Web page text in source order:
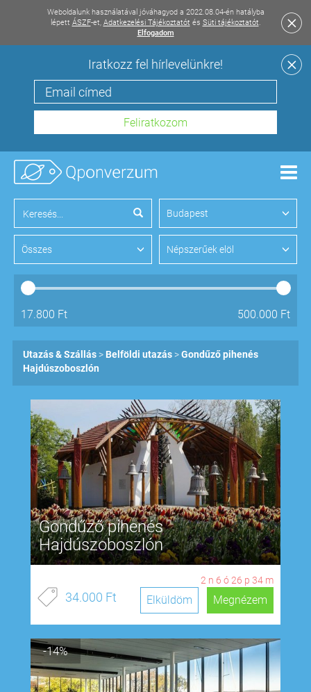
Weboldalunk használatával jóváhagyod a 2022.08.04-én hatályba
lépett ÁSZF-et, Adatkezelési Tájékoztatót és Süti tájékoztatót.
Elfogadom
Iratkozz fel hírlevelünkre!
Budapest
Összes Népszerűek elöl
17.800 Ft 500.000 Ft
Utazás & Szállás Belföldi utazás
Gondűző pihenés
Hajdúszoboszlón
Gondűző pihenés
Hajdúszoboszlón
2 n 6 ó 26 p 33 m
34.000 Ft Megnézem
Elküldöm
-14%